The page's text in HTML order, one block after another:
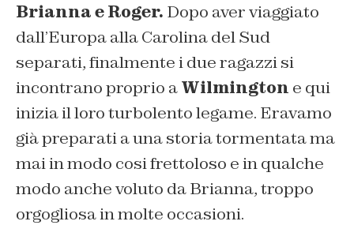
Brianna e Roger. Dopo aver viaggiato
dall’Europa alla Carolina del Sud
separati, finalmente i due ragazzi si
incontrano proprio aWilmington e qui
inizia il loro turbolento legame. Eravamo
già preparati a una storia tormentata ma
mai in modo cosi frettoloso e in qualche
modo anche voluto da Brianna, troppo
orgogliosa in molte occasioni.